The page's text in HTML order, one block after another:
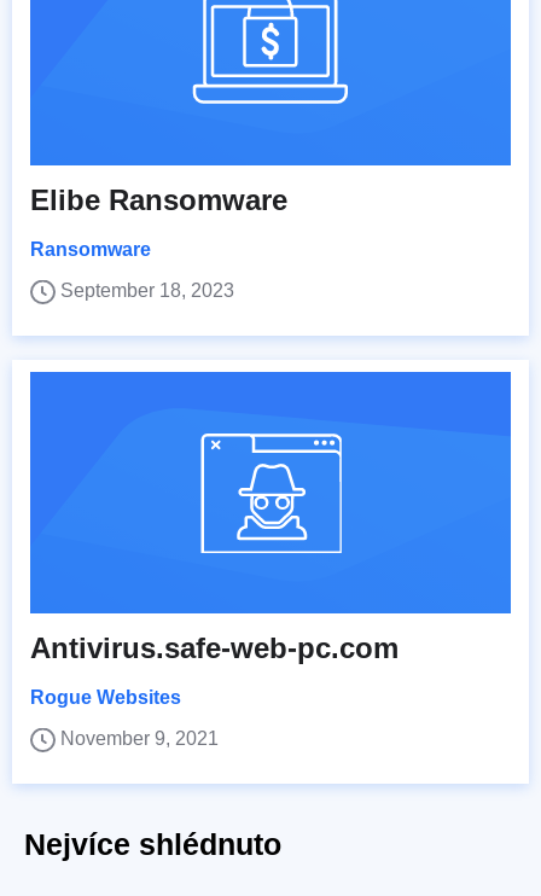
Elibe Ransomware
Ransomware
September 18, 2023
Antivirus.safe-web-pc.com
Rogue Websites
November 9, 2021
Nejvíce shlédnuto